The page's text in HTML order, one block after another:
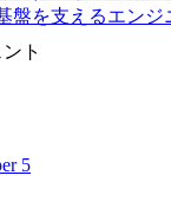
盤を支えるエンジ
ト
5